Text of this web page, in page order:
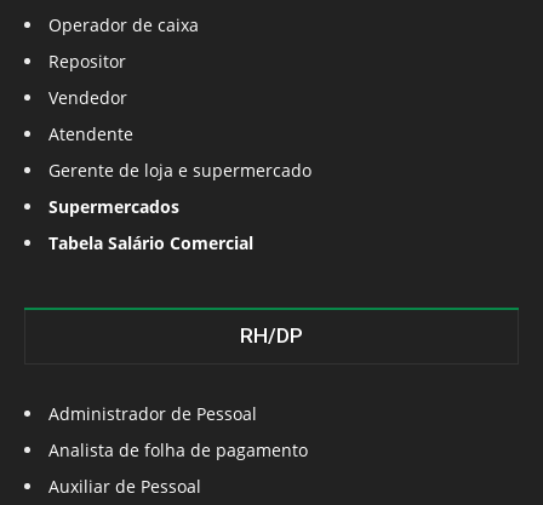
Operador de caixa
Repositor
Vendedor
Atendente
Gerente de loja e supermercado
Supermercados
Tabela Salário Comercial
RH/DP
Administrador de Pessoal
Analista de folha de pagamento
Auxiliar de Pessoal